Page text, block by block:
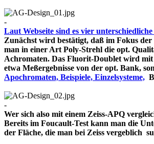
-
Laut Webseite sind es vier
Zunächst wird bestätigt, daß im Fokus
man in einer Art Poly-Strehl die opt.
Achromaten. Das Fluorit-Doublet wird
etwa Meßergebnisse von der opt. Bank,
Apochromaten, Beispiele, Einzelsysteme,
-
Wer sich also mit einem Zeiss-APQ
Bereits im Foucault-Test kann man die
der Fläche, die man bei Zeiss vergeblich